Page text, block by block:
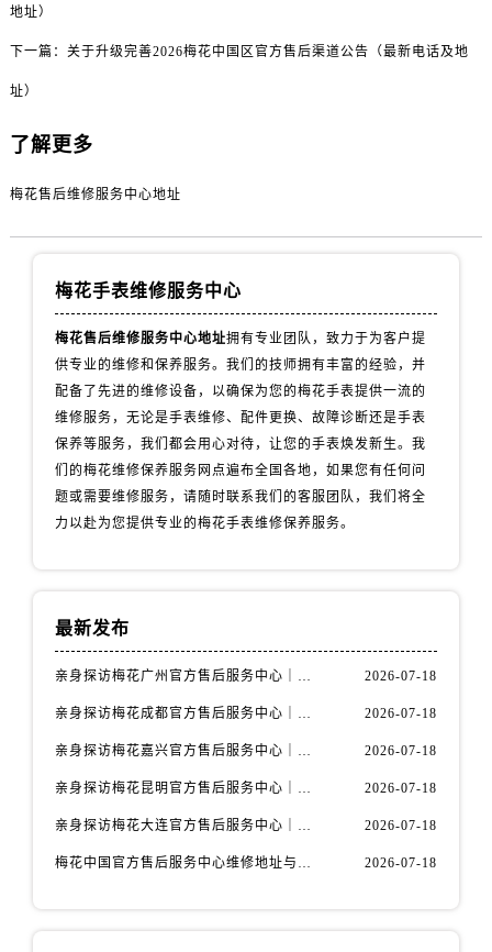
西藏自治区阿里地区噶尔县北京西路售后服务中心（需提前预约）
云南省曲靖市麒麟区学府路售后服务中心（需提前预约）
重庆市江北区观音桥步行街2号融恒时代广场9层902室售后服务中心（需提前预约）
新疆维吾尔自治区乌鲁木齐市天山区红山路26号时代广场（CCMALL）C座17层17-B售后服务中心（需提前预约）
浙江省温州市鹿城区锦绣路1067号置信广场10层1015室售后服务中心（需提前预约）
广东省东莞市东城街道鸿福东路1号民盈国贸中心T1写字楼9层907室售后服务中心（需提前预约）
地址）
下一篇： 关于升级完善2026梅花中国区官方售后渠道公告（最新电话及地
址）
了解更多
梅花售后维修服务中心地址
梅花手表维修服务中心
梅花售后维修服务中心地址拥有专业团队，致力于为客户提
供专业的维修和保养服务。我们的技师拥有丰富的经验，并
配备了先进的维修设备，以确保为您的梅花手表提供一流的
维修服务，无论是手表维修、配件更换、故障诊断还是手表
保养等服务，我们都会用心对待，让您的手表焕发新生。我
们的梅花维修保养服务网点遍布全国各地，如果您有任何问
题或需要维修服务，请随时联系我们的客服团队，我们将全
力以赴为您提供专业的梅花手表维修保养服务。
最新发布
亲身探访梅花广州官方售后服务中心｜全部地址与售后电话（2026年7月最新） 2026-07-18
亲身探访梅花成都官方售后服务中心｜网点地址与电话（2026年7月最新） 2026-07-18
亲身探访梅花嘉兴官方售后服务中心｜网点地址与电话（2026年7月最新） 2026-07-18
亲身探访梅花昆明官方售后服务中心｜地址与官方电话（2026年7月最新） 2026-07-18
亲身探访梅花大连官方售后服务中心｜网点地址与电话（2026年7月最新） 2026-07-18
梅花中国官方售后服务中心维修地址与客服热线实地考察报告+多信源验证（2026年7月最新） 2026-07-18